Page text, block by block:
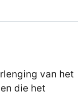
van het
die het